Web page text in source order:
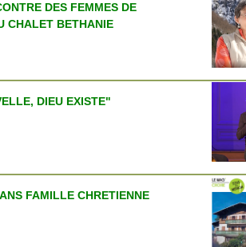
DES FEMMES DE
CHALET BETHANIE
DIEU EXISTE"
FAMILLE CHRETIENNE